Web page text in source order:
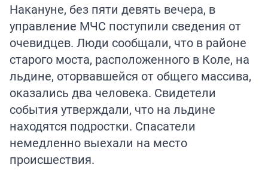
Накануне, без пяти девять вечера, в
управление МЧС поступили сведения от
очевидцев. Люди сообщали, что в районе
старого моста, расположенного в Коле, на
льдине, оторвавшейся от общего массива,
оказались два человека. Свидетели
события утверждали, что на льдине
находятся подростки. Спасатели
немедленно выехали на место
происшествия.